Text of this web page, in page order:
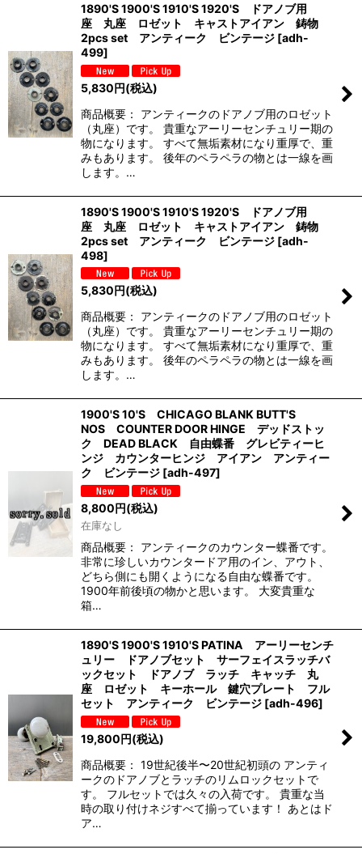
1890'S 1900'S 1910'S 1920'S ドアノブ用
座 丸座 ロゼット キャストアイアン 鋳物
2pcs set アンティーク ビンテージ [adh-
499]
5,830円(税込)
商品概要： アンティークのドアノブ用のロゼット
（丸座）です。 貴重なアーリーセンチュリー期の
物になります。 すべて無垢素材になり重厚で、重
みもあります。 後年のペラペラの物とは一線を画
します。…
1890'S 1900'S 1910'S 1920'S ドアノブ用
座 丸座 ロゼット キャストアイアン 鋳物
2pcs set アンティーク ビンテージ [adh-
498]
5,830円(税込)
商品概要： アンティークのドアノブ用のロゼット
（丸座）です。 貴重なアーリーセンチュリー期の
物になります。 すべて無垢素材になり重厚で、重
みもあります。 後年のペラペラの物とは一線を画
します。…
1900'S 10'S CHICAGO BLANK BUTT'S
NOS COUNTER DOOR HINGE デッドストッ
ク DEAD BLACK 自由蝶番 グレビティーヒ
ンジ カウンターヒンジ アイアン アンティー
ク ビンテージ [adh-497]
8,800円(税込)
在庫なし
商品概要： アンティークのカウンター蝶番です。
非常に珍しいカウンタードア用のイン、アウト、
どちら側にも開くようになる自由な蝶番です。
1900年前後頃の物かと思います。 大変貴重な
箱…
1890'S 1900'S 1910'S PATINA アーリーセンチ
ュリー ドアノブセット サーフェイスラッチバ
ックセット ドアノブ ラッチ キャッチ 丸
座 ロゼット キーホール 鍵穴プレート フル
セット アンティーク ビンテージ [adh-496]
19,800円(税込)
商品概要： 19世紀後半〜20世紀初頭の アンティ
ークのドアノブとラッチのリムロックセットで
す。 フルセットでは久々の入荷です。 貴重な当
時の取り付けネジすべて揃っています！ あとはド
ア…